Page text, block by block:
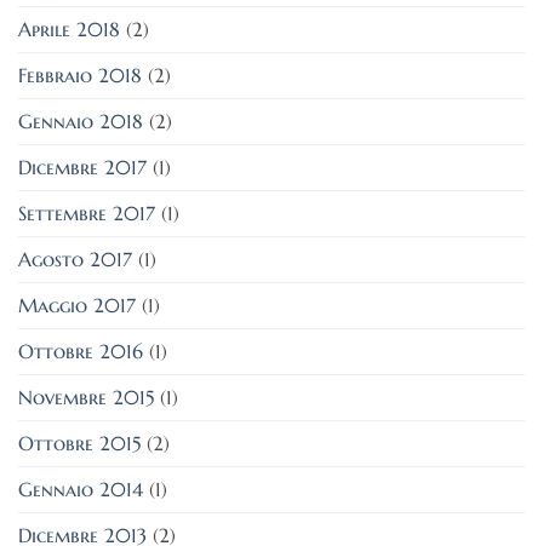
Aprile 2018 (2)
Febbraio 2018 (2)
Gennaio 2018 (2)
Dicembre 2017 (1)
Settembre 2017 (1)
Agosto 2017 (1)
Maggio 2017 (1)
Ottobre 2016 (1)
Novembre 2015 (1)
Ottobre 2015 (2)
Gennaio 2014 (1)
Dicembre 2013 (2)